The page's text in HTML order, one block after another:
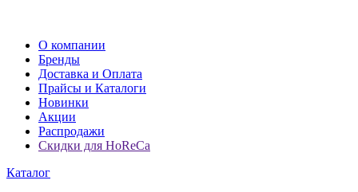
О компании
Бренды
Доставка и Оплата
Прайсы и Каталоги
Новинки
Акции
Распродажи
Скидки для HoReCa
Каталог